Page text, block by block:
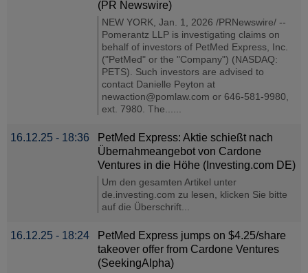
(PR Newswire)
NEW YORK, Jan. 1, 2026 /PRNewswire/ --
Pomerantz LLP is investigating claims on
behalf of investors of PetMed Express, Inc.
("PetMed" or the "Company") (NASDAQ:
PETS). Such investors are advised to
contact Danielle Peyton at
newaction@pomlaw.com or 646-581-9980,
ext. 7980. The......
16.12.25 - 18:36
PetMed Express: Aktie schießt nach
Übernahmeangebot von Cardone
Ventures in die Höhe (Investing.com DE)
Um den gesamten Artikel unter
de.investing.com zu lesen, klicken Sie bitte
auf die Überschrift...
16.12.25 - 18:24
PetMed Express jumps on $4.25/share
takeover offer from Cardone Ventures
(SeekingAlpha)